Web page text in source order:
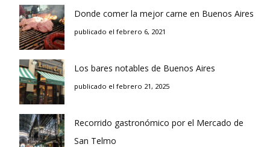
Donde comer la mejor carne en Buenos Aires
publicado el febrero 6, 2021
Los bares notables de Buenos Aires
publicado el febrero 21, 2025
Recorrido gastronómico por el Mercado de
San Telmo